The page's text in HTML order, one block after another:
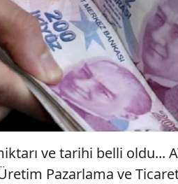
ve tarihi belli oldu...
Pazarlama ve